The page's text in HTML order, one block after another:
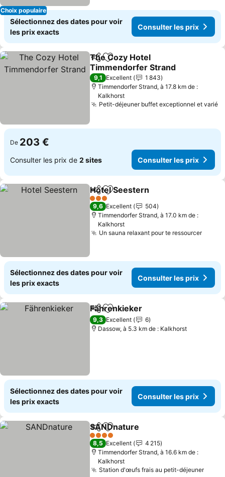
Choix populaire
Sélectionnez des dates pour voir
les prix exacts
Consulter les prix
PartagerAjouter à mes favoris
The Cozy Hotel
Timmendorfer Strand
Consulter les prix
9,1 Excellent
1 843
Timmendorfer Strand, à 17.8 km de :
Kalkhorst
Petit-déjeuner buffet exceptionnel et varié
De 203 €
Consulter les prix de 2 sites Consulter les prix
PartagerAjouter à mes favoris
Hotel Seestern
3 Étoiles
9,6 Excellent
504
Timmendorfer Strand, à 17.0 km de :
Kalkhorst
Un sauna relaxant pour te ressourcer
Sélectionnez des dates pour voir
les prix exacts
Consulter les prix
PartagerAjouter à mes favoris
Fährenkieker
9,3 Excellent
6
Dassow, à 5.3 km de : Kalkhorst
Sélectionnez des dates pour voir
les prix exacts
Consulter les prix
PartagerAjouter à mes favoris
SANDnature
4 Étoiles
8,5 Excellent
4 215
Timmendorfer Strand, à 16.6 km de :
Kalkhorst
Station d'œufs frais au petit-déjeuner